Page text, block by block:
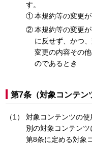
す。
本規約等の変更
本規約等の変更
に反せず、かつ
変更の内容その
のであるとき
第7条（対象コンテン
対象コンテンツの
別の対象コンテンツ
第8条に定める対象